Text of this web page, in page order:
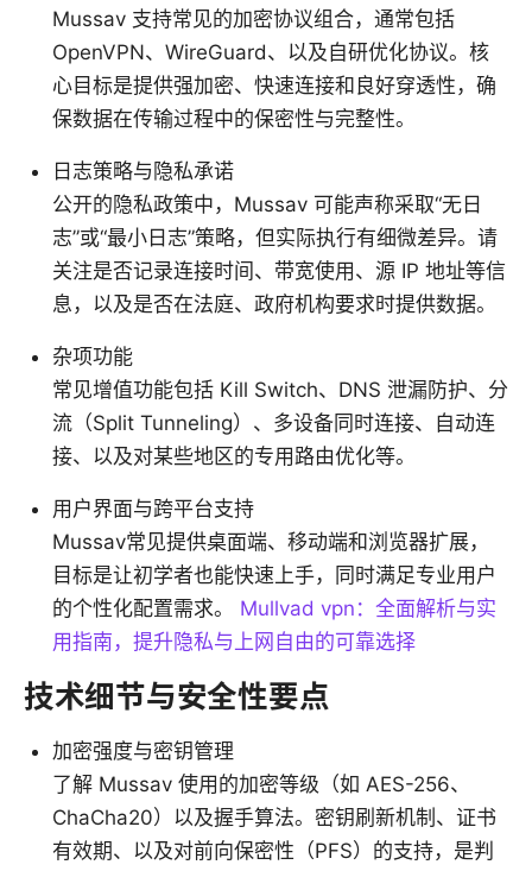
Mussav 支持常见的加密协议组合，通常包括
OpenVPN、WireGuard、以及自研优化协议。核
心目标是提供强加密、快速连接和良好穿透性，确
保数据在传输过程中的保密性与完整性。
日志策略与隐私承诺
公开的隐私政策中，Mussav 可能声称采取“无日
志”或“最小日志”策略，但实际执行有细微差异。请
关注是否记录连接时间、带宽使用、源 IP 地址等信
息，以及是否在法庭、政府机构要求时提供数据。
杂项功能
常见增值功能包括 Kill Switch、DNS 泄漏防护、分
流（Split Tunneling）、多设备同时连接、自动连
接、以及对某些地区的专用路由优化等。
用户界面与跨平台支持
Mussav常见提供桌面端、移动端和浏览器扩展，
目标是让初学者也能快速上手，同时满足专业用户
的个性化配置需求。 Mullvad vpn：全面解析与实
用指南，提升隐私与上网自由的可靠选择
技术细节与安全性要点
加密强度与密钥管理
了解 Mussav 使用的加密等级（如 AES-256、
ChaCha20）以及握手算法。密钥刷新机制、证书
有效期、以及对前向保密性（PFS）的支持，是判